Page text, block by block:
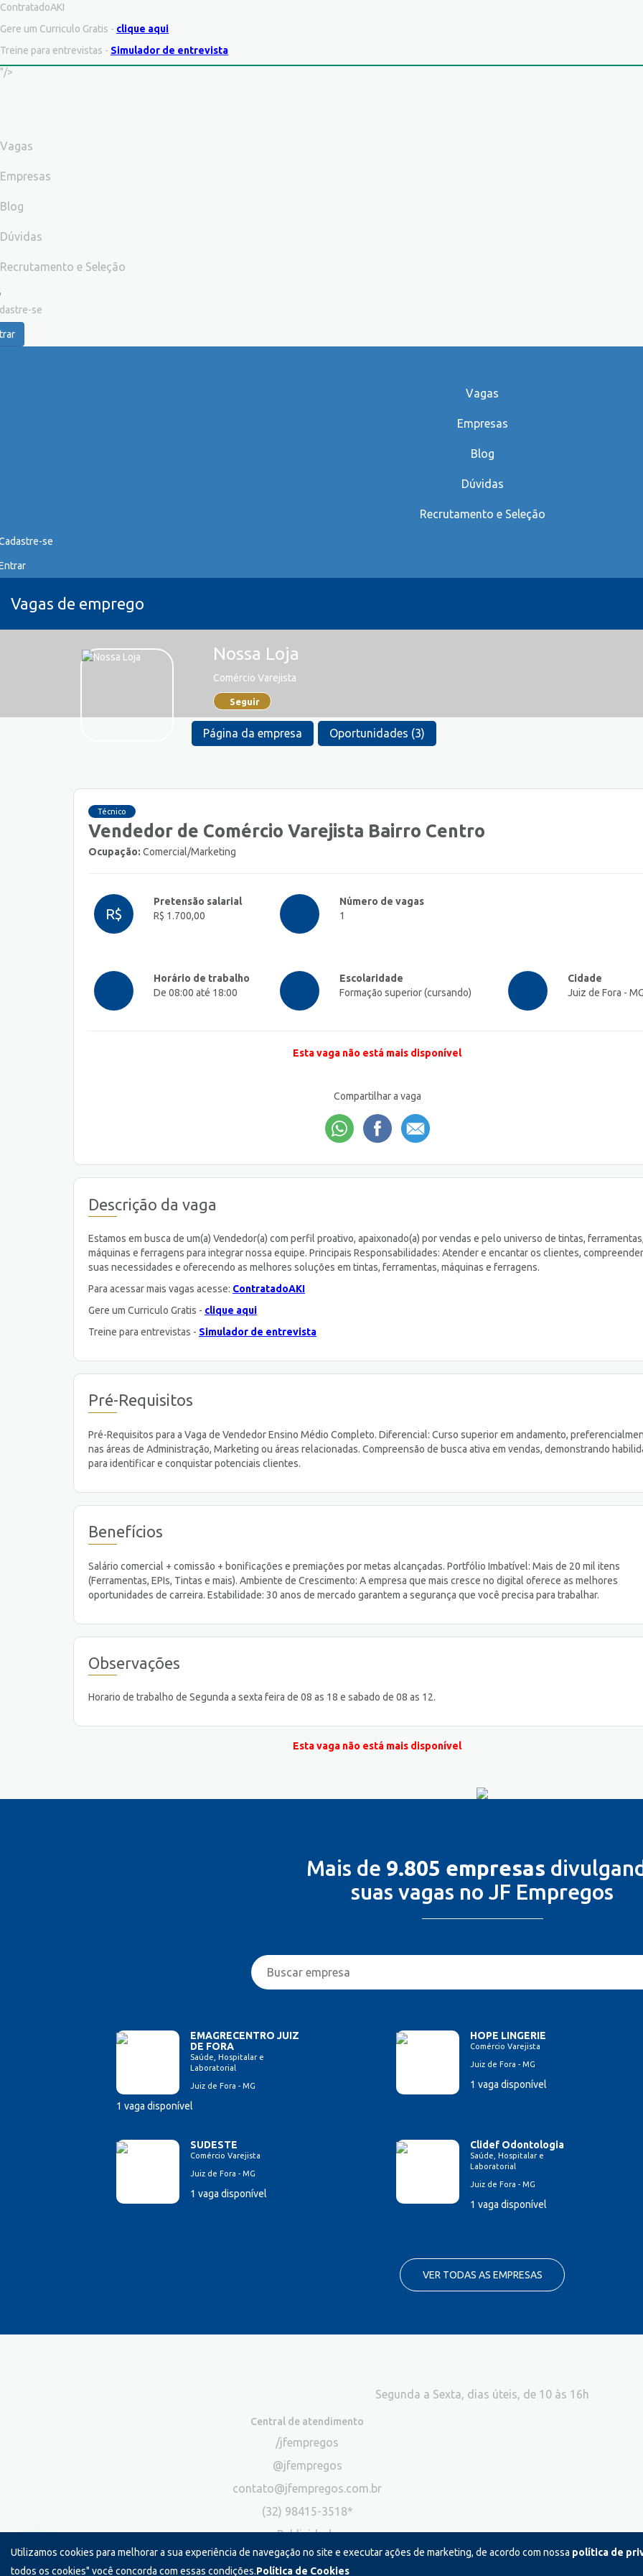
ContratadoAKI
Gere um Curriculo Gratis - clique aqui
Treine para entrevistas - Simulador de entrevista
"/>
Vagas
Empresas
Blog
Dúvidas
Recrutamento e Seleção
se
Vagas
Empresas
Blog
Dúvidas
Recrutamento e Seleção
se
Vagas de emprego
Nossa Loja
Comércio Varejista
Seguir
Página da empresa Oportunidades (3)
Técnico
Vendedor de Comércio Varejista Bairro Centro
Ocupação: Comercial/Marketing
R$
Pretensão salarial
R$ 1.700,00
Número de vagas
1
Horário de trabalho
De 08:00 até 18:00
Escolaridade
Formação superior (cursando)
Cidade
Juiz de Fora -
Esta vaga não está mais disponível
Compartilhar a vaga
Descrição da vaga
Estamos em busca de um(a) Vendedor(a) com perfil proativo, apaixonado(a) por vendas e pelo universo de tintas,
máquinas e ferragens para integrar nossa equipe. Principais Responsabilidades: Atender e encantar os clientes,
suas necessidades e oferecendo as melhores soluções em tintas, ferramentas, máquinas e ferragens.
Para acessar mais vagas acesse: ContratadoAKI
Gere um Curriculo Gratis - clique aqui
Treine para entrevistas - Simulador de entrevista
Pré-Requisitos
Pré-Requisitos para a Vaga de Vendedor Ensino Médio Completo. Diferencial: Curso superior em andamento,
nas áreas de Administração, Marketing ou áreas relacionadas. Compreensão de busca ativa em vendas, demonstrando
para identificar e conquistar potenciais clientes.
Benefícios
Salário comercial + comissão + bonificações e premiações por metas alcançadas. Portfólio Imbatível: Mais de 20 mil itens
(Ferramentas, EPIs, Tintas e mais). Ambiente de Crescimento: A empresa que mais cresce no digital oferece as melhores
oportunidades de carreira. Estabilidade: 30 anos de mercado garantem a segurança que você precisa para trabalhar.
Observações
Horario de trabalho de Segunda a sexta feira de 08 as 18 e sabado de 08 as 12.
Esta vaga não está mais disponível
Mais de 9.805 empresas
suas vagas no JF Empregos
EMAGRECENTRO JUIZ
DE FORA
Saúde, Hospitalar e
Laboratorial
Juiz de Fora - MG
1 vaga disponível
HOPE LINGERIE
Comércio Varejista
Juiz de Fora - MG
1 vaga disponível
SUDESTE
Comércio Varejista
Juiz de Fora - MG
1 vaga disponível
Clidef Odontologia
Saúde, Hospitalar e
Laboratorial
Juiz de Fora - MG
1 vaga disponível
VER TODAS AS EMPRESAS
Utilizamos cookies para melhorar a sua experiência de navegação no site e executar ações de marketing, de acordo com nossa política de
todos os cookies" você concorda com essas condições.Política de Cookies
Segunda a Sexta, dias úteis, de 10 às 16h
Central de atendimento
/jfempregos
@jfempregos
contato@jfempregos.com.br
(32) 98415-3518*
Publicidade
*Exclusivo para atendimento via chat. Não atendemos ligações neste canal